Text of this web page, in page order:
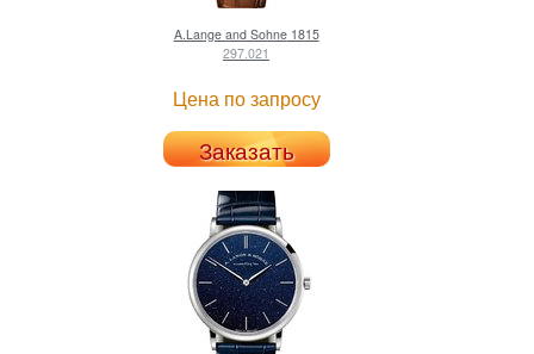
A.Lange and Sohne1815
297.021
Цена по запросу
Заказать